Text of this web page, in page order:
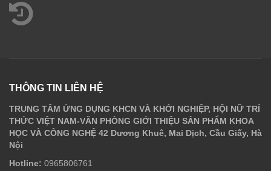
THÔNG TIN LIÊN HỆ
TRUNG TÂM ỨNG DỤNG KHCN VÀ KHỞI NGHIỆP, HỘI NỮ TRÍ
THỨC VIỆT NAM-VĂN PHÒNG GIỚI THIỆU SẢN PHẨM KHOA
HỌC VÀ CÔNG NGHỆ 42 Dương Khuê, Mai Dịch, Cầu Giấy, Hà
Nội
Hotline: 0965806761